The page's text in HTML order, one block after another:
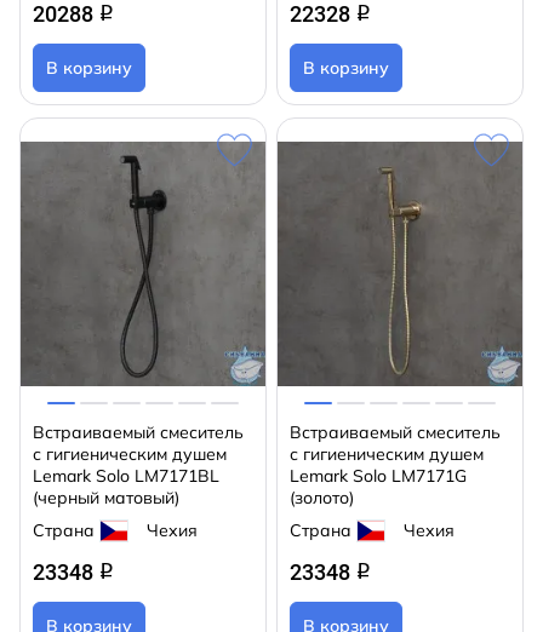
20288 q
В корзину
22328 q
В корзину
Встраиваемый смеситель
с гигиеническим душем
Lemark Solo LM7171BL
(черный матовый)
Страна
Чехия
23348 q
В корзину
Встраиваемый смеситель
с гигиеническим душем
Lemark Solo LM7171G
(золото)
Страна
Чехия
23348 q
В корзину